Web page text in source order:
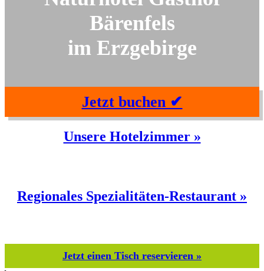
Bärenfels
im Erzgebirge
Jetzt buchen ✔
Unsere Hotelzimmer »
Regionales Spezialitäten-Restaurant »
Jetzt einen Tisch reservieren »